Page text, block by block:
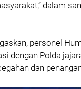
dalam
personel
dengan Polda
dan